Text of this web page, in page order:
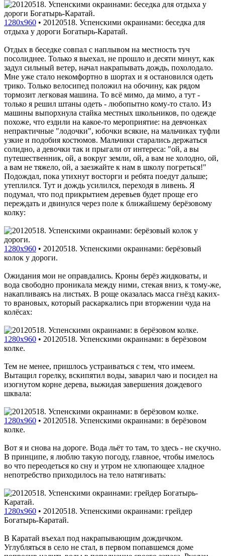
1280x960 • 20120518. Успенскими окраинами: беседка для
отдыха у дороги Богатырь-Каратай.
Отдых в беседке совпал с наплывом на местность туч
посолиднее. Только я выехал, не прошло и десяти минут, как
задул сильный ветер, начал накрапывать дождь, похолодало.
Мне уже стало некомфортно в шортах и я остановился одеть
трико. Только велосипед положил на обочину, как рядом
тормозит легковая машина. То всё мимо, да мимо, а тут -
только я решил штаны одеть - любопытно кому-то стало. Из
машины выпорхнула стайка местных школьников, по одежде
похоже, что ездили на какое-то мероприятие: на девчонках
непрактичные "лодочки", юбочки всякие, на мальчиках туфли
узкие и подобия костюмов. Мальчики старались держаться
солидно, а девочки так и прыгали от интереса: "ой, а вы
путешественник, ой, а вокруг земли, ой, а вам не холодно, ой,
а вам не тяжело, ой, а заезжайте к нам в школу погреться!"
Подождал, пока утихнут восторги и ребята поедут дальше;
утеплился. Тут и дождь усилился, переходя в ливень. Я
подумал, что под прикрытием деревьев будет проще его
переждать и двинулся через поле к ближайшему берёзовому
колку:
1280x960 • 20120518. Успенскими окраинами: берёзовый
колок у дороги.
Ожидания мои не оправдались. Кроны берёз жидковаты, и
вода свободно проникала между ними, стекая вниз, к тому-же,
накапливаясь на листьях. В роще оказалась масса гнёзд каких-
то врановых, который раскаркались при вторжении чуда на
колёсах:
1280x960 • 20120518. Успенскими окраинами: в берёзовом
колке.
Тем не менее, пришлось устраиваться с тем, что имеем.
Вытащил горелку, вскипятил воды, заварил чаю и посидел на
изогнутом корне дерева, выжидая завершения дождевого
шквала:
1280x960 • 20120518. Успенскими окраинами: в берёзовом
колке.
Вот я и снова на дороге. Вода льёт то там, то здесь - не скучно.
В принципе, я люблю такую погоду, главное, чтобы имелось
во что переодеться ко сну и утром не хлюпающее хладное
непотребство приходилось на тело натягивать:
1280x960 • 20120518. Успенскими окраинами: грейдер
Богатырь-Каратай.
В Каратай въехал под накрапывающим дождичком.
Углубляться в село не стал, в первом попавшемся доме